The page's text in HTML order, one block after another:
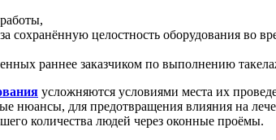
сохранённую целостность оборудования во
раннее заказчиком по выполнению
усложняются условиями места их
нюансы, для предотвращения влияния на
количества людей через оконные проёмы.